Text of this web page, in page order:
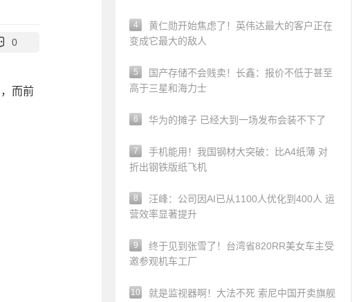
0
而前
4
黄仁勋开始焦虑了！英伟达最大的客户正在
变成它最大的敌人
5
国产存储不会贱卖！长鑫：报价不低于甚至
高于三星和海力士
6 华为的摊子 已经大到一场发布会装不下了
7
手机能用！我国钢材大突破：比A4纸薄 对
折出钢铁版纸飞机
8
汪峰：公司因AI已从1100人优化到400人 运
营效率显著提升
9
终于见到张雪了！台湾省820RR美女车主受
邀参观机车工厂
10
就是监视器啊！大法不死 索尼中国开卖旗舰